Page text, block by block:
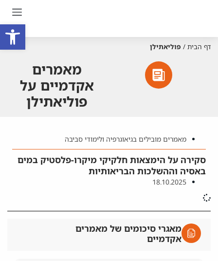
דף הבית / פוליאתילן
מאמרים
אקדמיים על
פוליאתילן
מאמרים מובילים בגיאוגרפיה ולימודי סביבה
סקירה על הימצאות חלקיקי מיקרו-פלסטיק במים
באסיה וההשלכות הבריאותיות
18.10.2025
מאגרי סיכומים של מאמרים
אקדמיים
פתח